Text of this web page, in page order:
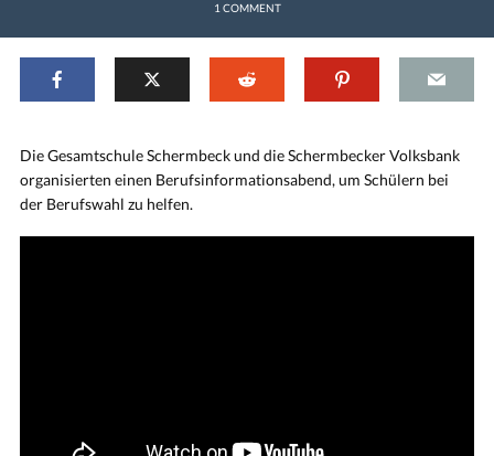
1 COMMENT
Die Gesamtschule Schermbeck und die Schermbecker Volksbank
organisierten einen Berufsinformationsabend, um Schülern bei
der Berufswahl zu helfen.